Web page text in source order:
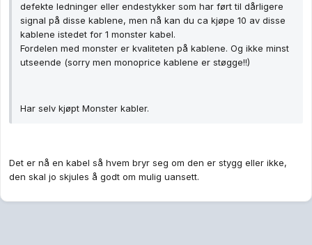
defekte ledninger eller endestykker som har ført til dårligere
signal på disse kablene, men nå kan du ca kjøpe 10 av disse
kablene istedet for 1 monster kabel.
Fordelen med monster er kvaliteten på kablene. Og ikke minst
utseende (sorry men monoprice kablene er støgge!!)
Har selv kjøpt Monster kabler.
Det er nå en kabel så hvem bryr seg om den er stygg eller ikke,
den skal jo skjules å godt om mulig uansett.